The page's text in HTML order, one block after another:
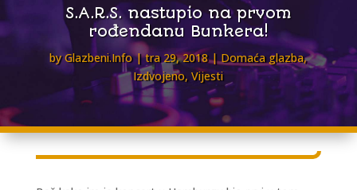
S.A.R.S. nastupio na prvom
rođendanu Bunkera!
byGlazbeni.Info tra 29, 2018 Domaća glazba,
Izdvojeno,Vijesti